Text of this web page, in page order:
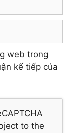
web trong
kế tiếp của
to the